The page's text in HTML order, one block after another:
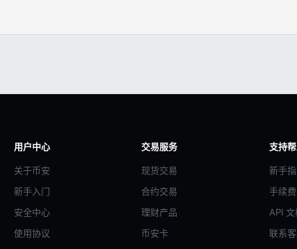
用户中心
关于币安
新手入门
安全中心
使用协议
交易服务
现货交易
合约交易
理财产品
币安卡
支持
新手
手续
API 文
联系